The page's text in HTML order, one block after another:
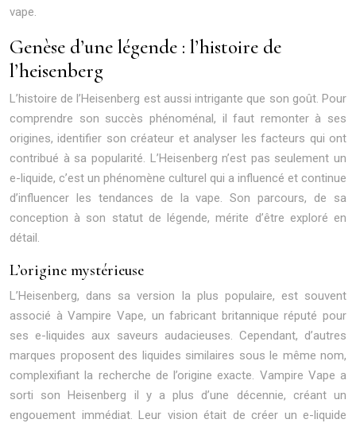
vape.
Genèse d’une légende : l’histoire de
l’heisenberg
L’histoire de l’Heisenberg est aussi intrigante que son goût. Pour
comprendre son succès phénoménal, il faut remonter à ses
origines, identifier son créateur et analyser les facteurs qui ont
contribué à sa popularité. L’Heisenberg n’est pas seulement un
e-liquide, c’est un phénomène culturel qui a influencé et continue
d’influencer les tendances de la vape. Son parcours, de sa
conception à son statut de légende, mérite d’être exploré en
détail.
L’origine mystérieuse
L’Heisenberg, dans sa version la plus populaire, est souvent
associé à Vampire Vape, un fabricant britannique réputé pour
ses e-liquides aux saveurs audacieuses. Cependant, d’autres
marques proposent des liquides similaires sous le même nom,
complexifiant la recherche de l’origine exacte. Vampire Vape a
sorti son Heisenberg il y a plus d’une décennie, créant un
engouement immédiat. Leur vision était de créer un e-liquide